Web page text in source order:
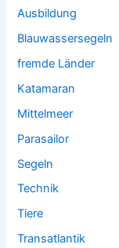
Ausbildung
Blauwassersegeln
fremde Länder
Katamaran
Mittelmeer
Parasailor
Segeln
Technik
Tiere
Transatlantik